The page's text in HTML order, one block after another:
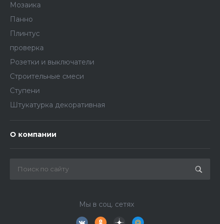
Мозаика
Панно
Плинтус
проверка
Розетки и выключатели
Строительные смеси
Ступени
Штукатурка декоративная
О компании
Мы в соц. сетях